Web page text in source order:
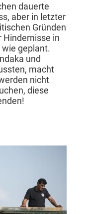
dauerte
aber in letzter
Gründen
Hindernisse in
geplant.
und
macht
nicht
diese